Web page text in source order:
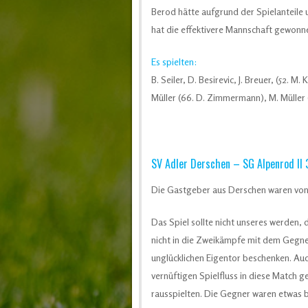
Berod hätte aufgrund der Spielanteile
hat die effektivere Mannschaft
Es spielten:
B. Seiler, D. Besirevic, J. Breuer, (52. M.
Müller (66. D. Zimmermann), M. Müller
SV Adler Derschen – SG Alpenrod II
Die Gastgeber aus Derschen waren
Das Spiel sollte nicht unseres werden,
nicht in die Zweikämpfe mit dem
unglücklichen Eigentor beschenken.
vernüftigen Spielfluss in diese Match
rausspielten. Die Gegner waren etwas